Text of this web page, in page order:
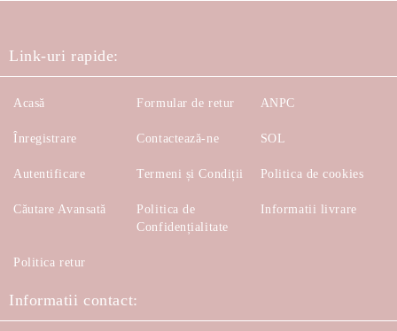
Link-uri rapide:
Acasă
Înregistrare
Autentificare
Căutare Avansată
Formular de retur
Contactează-ne
Termeni și Condiții
Politica de
Confidențialitate
ANPC
SOL
Politica de cookies
Informatii livrare
Politica retur
Informatii contact: